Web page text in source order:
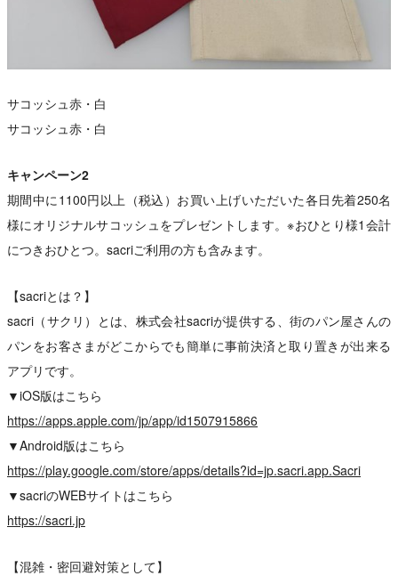
サコッシュ赤・白
サコッシュ赤・白
キャンペーン2
期間中に1100円以上（税込）お買い上げいただいた各日先着250名
様にオリジナルサコッシュをプレゼントします。※おひとり様1会計
につきおひとつ。sacriご利用の方も含みます。
【sacriとは？】
sacri（サクリ）とは、株式会社sacriが提供する、街のパン屋さんの
パンをお客さまがどこからでも簡単に事前決済と取り置きが出来る
アプリです。
▼iOS版はこちら
https://apps.apple.com/jp/app/id1507915866
▼Android版はこちら
https://play.google.com/store/apps/details?id=jp.sacri.app.Sacri
▼sacriのWEBサイトはこちら
https://sacri.jp
【混雑・密回避対策として】